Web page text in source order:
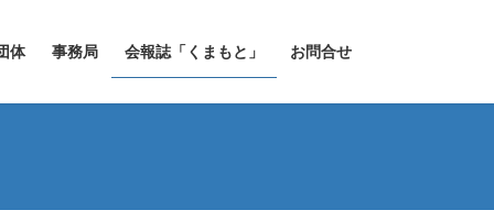
体 事務局 会報誌「くまもと」 お問合せ